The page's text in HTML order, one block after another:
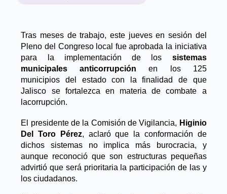
Tras meses de trabajo, este jueves en sesión del
Pleno del Congreso local fue aprobada la iniciativa
para la implementación de los sistemas
municipales anticorrupciónen los 125
municipios del estado con la finalidad de que
Jalisco se fortalezca en materia de combate a
lacorrupción.
El presidente de la Comisión de Vigilancia, Higinio
Del Toro Pérez, aclaró que la conformación de
dichos sistemas no implica más burocracia, y
aunque reconoció que son estructuras pequeñas
advirtió que será prioritaria la participación de las y
los ciudadanos.